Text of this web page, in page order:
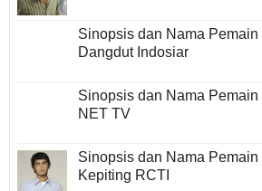
Sinopsis dan Nama
Dangdut Indosiar
Sinopsis dan Nama Pemain
NET TV
Sinopsis dan Nama
Kepiting RCTI